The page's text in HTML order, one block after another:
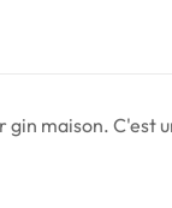
maison. C'est